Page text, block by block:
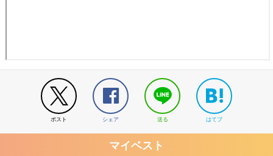
ポスト シェア 送る はてブ
マイベスト